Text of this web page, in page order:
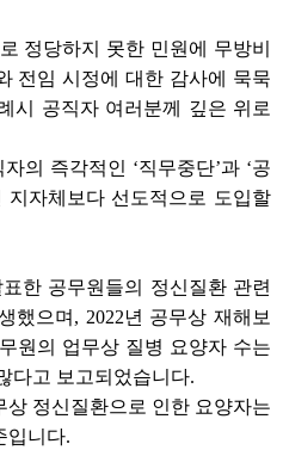
정당하지 못한 민원에 무방비
전임 시정에 대한 감사에 묵묵
시 공직자 여러분께 깊은 위로
의 즉각적인 ‘직무중단’과 ‘공
지자체보다 선도적으로 도입할
한 공무원들의 정신질환 관련
했으며, 2022년 공무상 재해보
원의 업무상 질병 요양자 수는
다고 보고되었습니다.
정신질환으로 인한 요양자는
입니다.